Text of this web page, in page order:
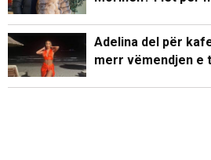
Adelina del për
merr vëmendjen e